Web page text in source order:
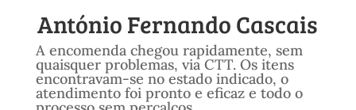
António Fernando Cascais
A encomenda chegou rapidamente, sem
quaisquer problemas, via CTT. Os itens
encontravam-se no estado indicado, o
atendimento foi pronto e eficaz e todo o